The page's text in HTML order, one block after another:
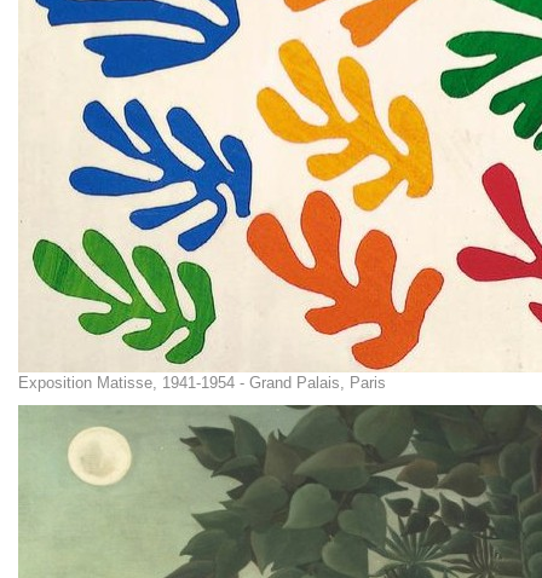
Exposition Matisse, 1941-1954 - Grand Palais, Paris